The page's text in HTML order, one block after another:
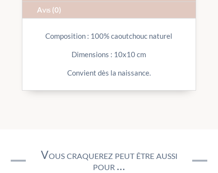
Avis (0)
Composition : 100% caoutchouc naturel
Dimensions : 10x10 cm
Convient dès la naissance.
Vous craquerez peut être aussi
pour …